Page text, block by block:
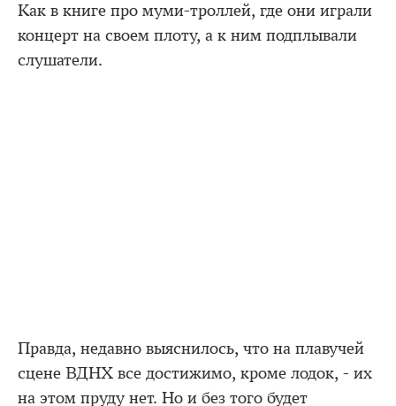
Как в книге про муми-троллей, где они играли
концерт на своем плоту, а к ним подплывали
слушатели.
Правда, недавно выяснилось, что на плавучей
сцене ВДНХ все достижимо, кроме лодок, - их
на этом пруду нет. Но и без того будет